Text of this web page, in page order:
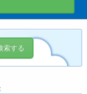
索する